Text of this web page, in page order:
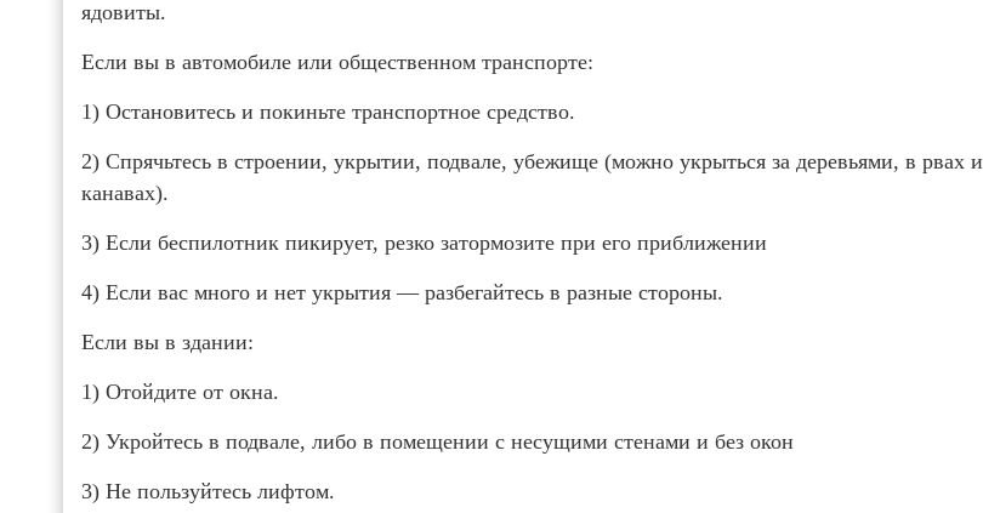
ядовиты.
Если вы в автомобиле или общественном транспорте:
1) Остановитесь и покиньте транспортное средство.
2) Спрячьтесь в строении, укрытии, подвале, убежище (можно укрыться за деревьями, в рвах и
канавах).
3) Если беспилотник пикирует, резко затормозите при его приближении
4) Если вас много и нет укрытия — разбегайтесь в разные стороны.
Если вы в здании:
1) Отойдите от окна.
2) Укройтесь в подвале, либо в помещении с несущими стенами и без окон
3) Не пользуйтесь лифтом.